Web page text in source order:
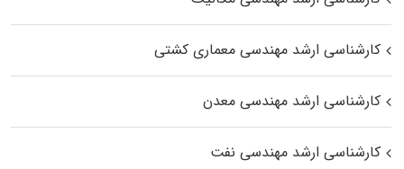
کارشناسی ارشد مهندسی معماری کشتی
کارشناسی ارشد مهندسی معدن
کارشناسی ارشد مهندسی نفت